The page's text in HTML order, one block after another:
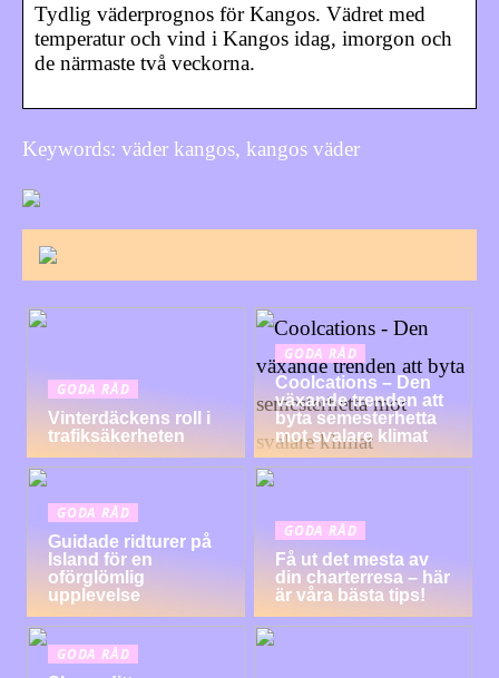
Tydlig väderprognos för Kangos. Vädret med
temperatur och vind i Kangos idag, imorgon och
de närmaste två veckorna.
Keywords: väder kangos, kangos väder
GODA RÅD
Vinterdäckens roll i
trafiksäkerheten
GODA RÅD
Coolcations – Den
växande trenden att
byta semesterhetta
mot svalare klimat
GODA RÅD
Guidade ridturer på
Island för en
oförglömlig
upplevelse
GODA RÅD
Få ut det mesta av
din charterresa – här
är våra bästa tips!
GODA RÅD